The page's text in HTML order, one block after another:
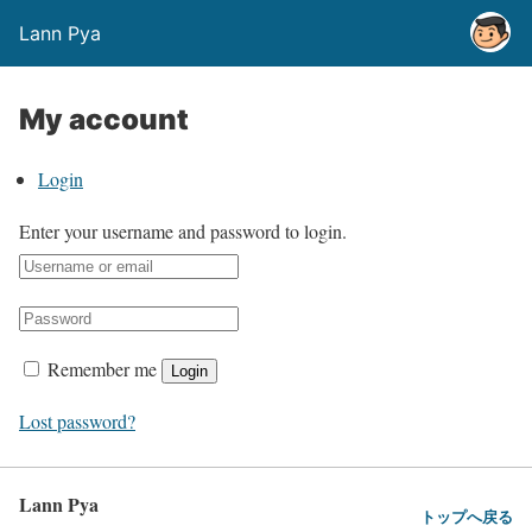
Lann Pya
My account
Login
Enter your username and password to login.
Remember me Login
Lost password?
Lann Pya トップへ戻る